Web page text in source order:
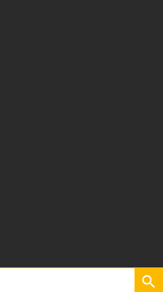
Search